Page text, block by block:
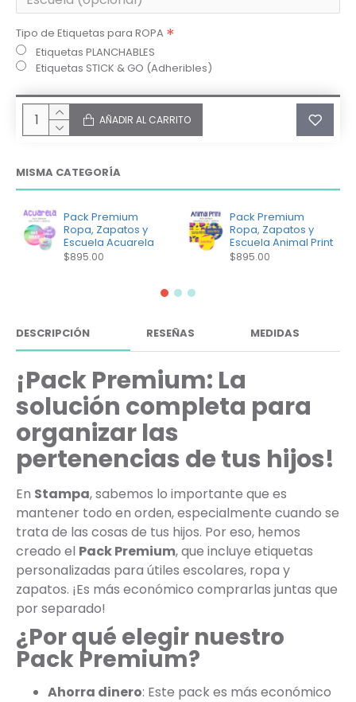
Tipo de Etiquetas para ROPA
Etiquetas PLANCHABLES
Etiquetas STICK & GO (Adheribles)
AÑADIR AL CARRITO
MISMA CATEGORÍA
Pack Premium
Ropa, Zapatos y
Escuela Acuarela
$895.00
Pack Premium
Ropa, Zapatos y
Escuela Animal Print
$895.00
DESCRIPCIÓN RESEÑAS MEDIDAS
¡Pack Premium: La
solución completa para
organizar las
pertenencias de tus hijos!
En Stampa, sabemos lo importante que es
mantener todo en orden, especialmente cuando se
trata de las cosas de tus hijos. Por eso, hemos
creado el Pack Premium, que incluye etiquetas
personalizadas para útiles escolares, ropa y
zapatos. ¡Es más económico comprarlas juntas que
por separado!
¿Por qué elegir nuestro
Pack Premium?
Ahorra dinero: Este pack es más económico